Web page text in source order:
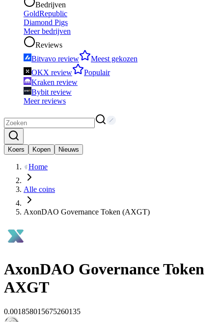
Bedrijven
GoldRepublic
Diamond Pigs
Meer bedrijven
Reviews
Bitvavo review
Meest gekozen
OKX review
Populair
Kraken review
Bybit review
Meer reviews
Koers Kopen Nieuws
Home
Alle coins
AxonDAO Governance Token (AXGT)
AxonDAO Governance Token
AXGT
0.001858015675260135